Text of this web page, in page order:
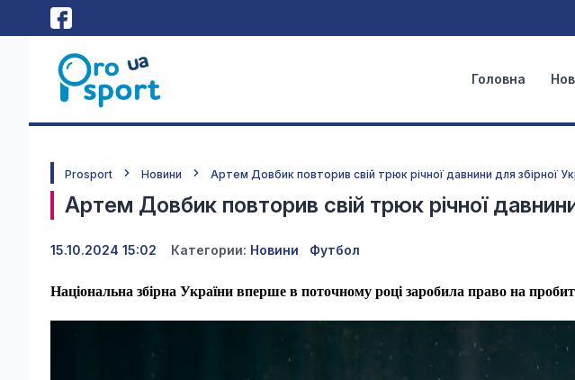
Головна
Prosport Новини Артем Довбик повторив свій трюк річної давнини для збірної
Артем Довбик повторив свій трюк річної
15.10.2024 15:02 Категории: Новини Футбол
Національна збірна України вперше в поточному році заробила право на